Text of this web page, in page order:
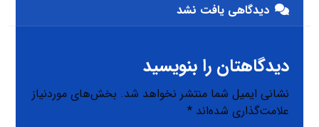
دیدگاهی یافت نشد
دیدگاهتان را بنویسید
نشانی ایمیل شما منتشر نخواهد شد. بخش‌های موردنیاز
علامت‌گذاری شده‌اند*